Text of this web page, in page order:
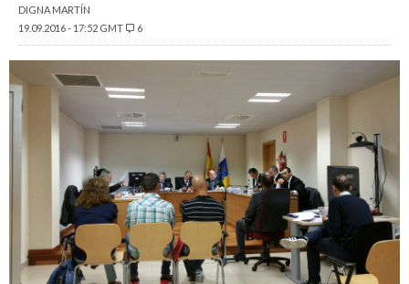
DIGNA MARTÍN
19.09.2016 - 17:52 GMT
6